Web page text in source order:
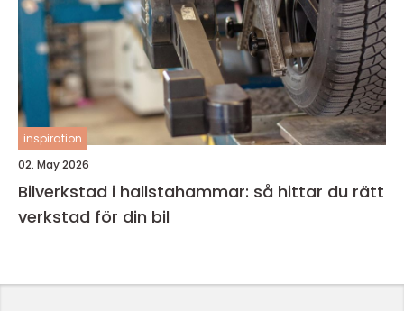
inspiration
02. May 2026
Bilverkstad i hallstahammar: så hittar du rätt
verkstad för din bil